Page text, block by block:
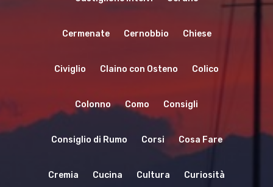
Cermenate Cernobbio Chiese
Civiglio Claino con Osteno Colico
Colonno Como Consigli
Consiglio di Rumo Corsi Cosa Fare
Cremia Cucina Cultura Curiosità
Home
Immobili
Cosa Fare
Dove